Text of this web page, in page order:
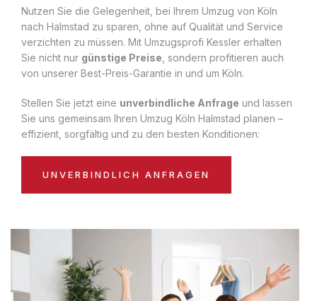
Nutzen Sie die Gelegenheit, bei Ihrem Umzug von Köln
nach Halmstad zu sparen, ohne auf Qualität und Service
verzichten zu müssen. Mit Umzugsprofi Kessler erhalten
Sie nicht nur günstige Preise , sondern profitieren auch
von unserer Best-Preis-Garantie in und um Köln.
Stellen Sie jetzt eine unverbindliche Anfrage und lassen
Sie uns gemeinsam Ihren Umzug Köln Halmstad planen –
effizient, sorgfältig und zu den besten Konditionen:
UNVERBINDLICH ANFRAGEN